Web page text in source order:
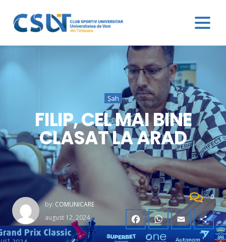
Șah
FILIP, CEL MAI BINE
CLASAT LA ARAD
by: COMUNICARE
august 12, 2024
0